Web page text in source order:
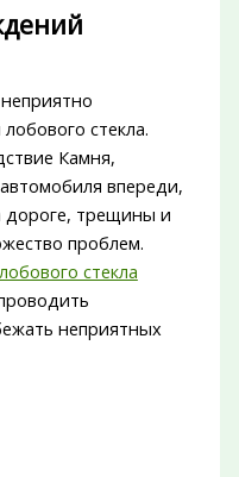
стекла.
Камня,
впереди,
трещины и
проблем.
стекла
неприятных